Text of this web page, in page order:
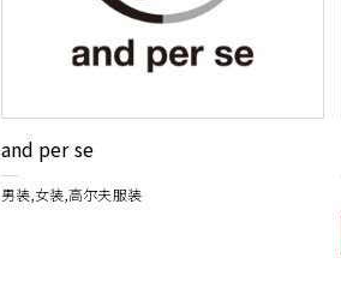
and per se
男装,女装,高尔夫服装